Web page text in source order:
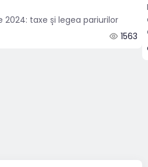
taxe și legea pariurilor
1563